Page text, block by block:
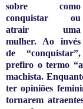
sobre como
conquistar ou
atrair uma
mulher. Ao invés
de “conquistar”,
prefiro o termo
machista.
ter opiniões
tornarem